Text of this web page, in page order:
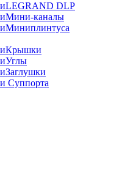
LEGRAND DLP
Мини-каналы
Миниплинтуса
Крышки
Углы
Заглушки
Суппорта